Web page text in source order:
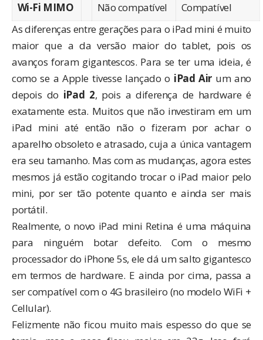
Wi-Fi MIMO
Não compatível
Compatível
As diferenças entre gerações para o iPad mini é muito
maior que a da versão maior do tablet, pois os
avanços foram gigantescos. Para se ter uma ideia, é
como se a Apple tivesse lançado o iPad Air um ano
depois do iPad 2, pois a diferença de hardware é
exatamente esta. Muitos que não investiram em um
iPad mini até então não o fizeram por achar o
aparelho obsoleto e atrasado, cuja a única vantagem
era seu tamanho. Mas com as mudanças, agora estes
mesmos já estão cogitando trocar o iPad maior pelo
mini, por ser tão potente quanto e ainda ser mais
portátil.
Realmente, o novo iPad mini Retina é uma máquina
para ninguém botar defeito. Com o mesmo
processador do iPhone 5s, ele dá um salto gigantesco
em termos de hardware. E ainda por cima, passa a
ser compatível com o 4G brasileiro (no modelo WiFi +
Cellular).
Felizmente não ficou muito mais espesso do que se